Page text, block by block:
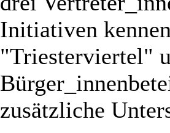
Initiativen
"Triesterviertel"
zusätzliche